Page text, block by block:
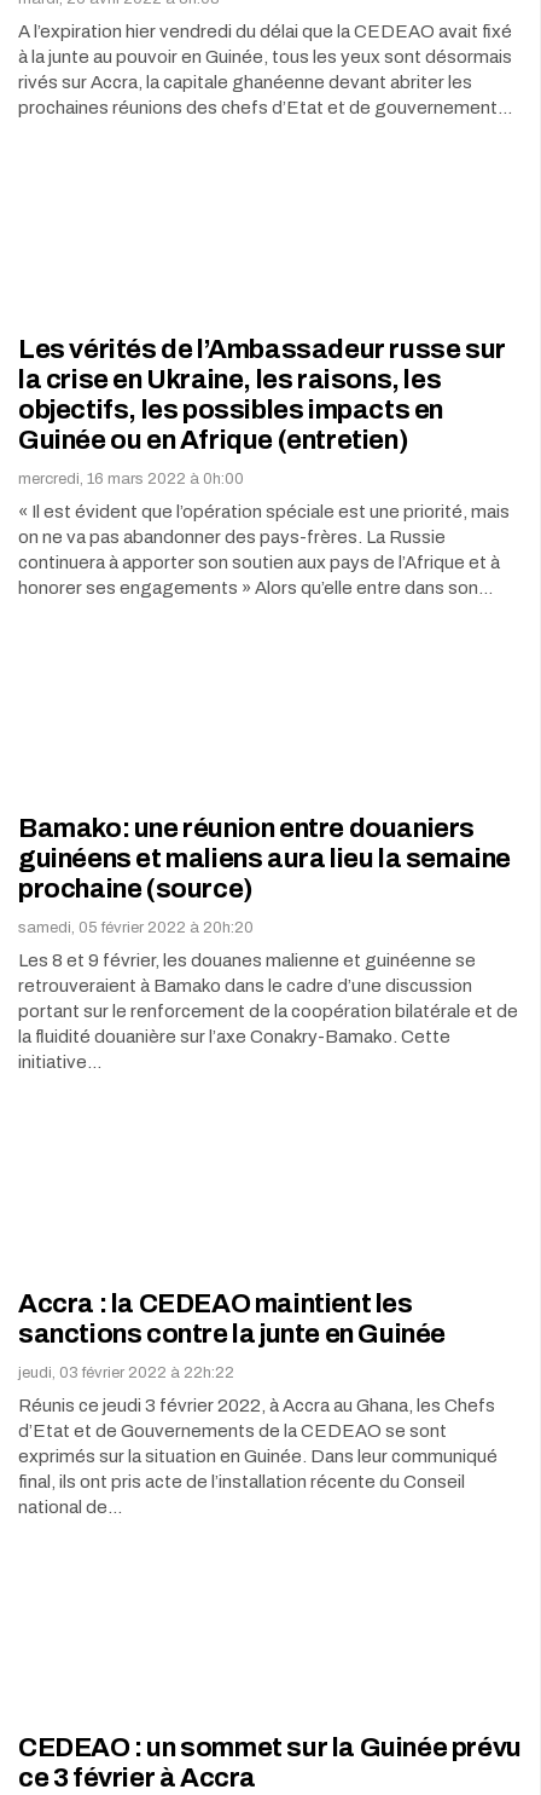
A l’expiration hier vendredi du délai que la CEDEAO avait fixé
à la junte au pouvoir en Guinée, tous les yeux sont désormais
rivés sur Accra, la capitale ghanéenne devant abriter les
prochaines réunions des chefs d’Etat et de gouvernement…
Les vérités de l’Ambassadeur russe sur
la crise en Ukraine, les raisons, les
objectifs, les possibles impacts en
Guinée ou en Afrique (entretien)
mercredi, 16 mars 2022 à 0h:00
« Il est évident que l’opération spéciale est une priorité, mais
on ne va pas abandonner des pays-frères. La Russie
continuera à apporter son soutien aux pays de l’Afrique et à
honorer ses engagements » Alors qu’elle entre dans son…
Bamako: une réunion entre douaniers
guinéens et maliens aura lieu la semaine
prochaine (source)
samedi, 05 février 2022 à 20h:20
Les 8 et 9 février, les douanes malienne et guinéenne se
retrouveraient à Bamako dans le cadre d’une discussion
portant sur le renforcement de la coopération bilatérale et de
la fluidité douanière sur l’axe Conakry-Bamako. Cette
initiative…
Accra : la CEDEAO maintient les
sanctions contre la junte en Guinée
jeudi, 03 février 2022 à 22h:22
Réunis ce jeudi 3 février 2022, à Accra au Ghana, les Chefs
d’Etat et de Gouvernements de la CEDEAO se sont
exprimés sur la situation en Guinée. Dans leur communiqué
final, ils ont pris acte de l’installation récente du Conseil
national de…
CEDEAO : un sommet sur la Guinée prévu
ce 3 février à Accra